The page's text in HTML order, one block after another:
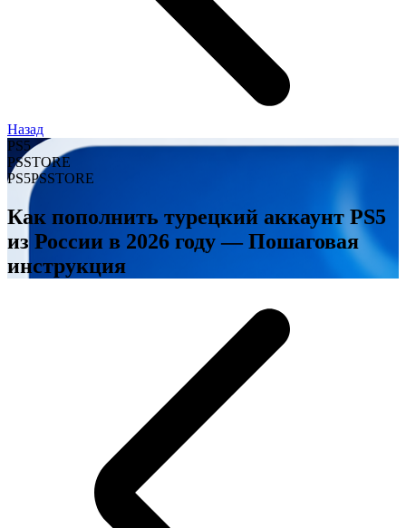
Назад
PS5
PSSTORE
PS5PSSTORE
Как пополнить турецкий аккаунт PS5
из России в 2026 году — Пошаговая
инструкция